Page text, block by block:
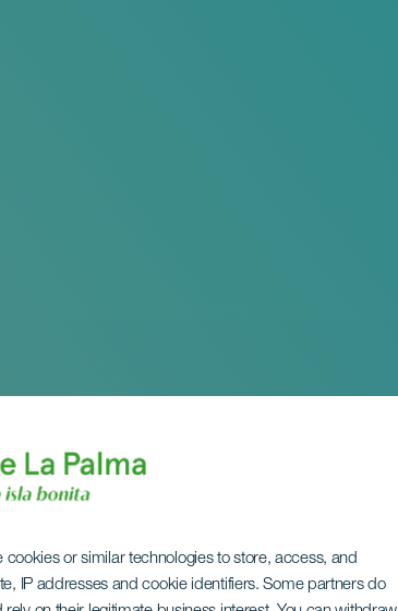
cookies or similar technologies to store, access, and
IP addresses and cookie identifiers. Some partners do